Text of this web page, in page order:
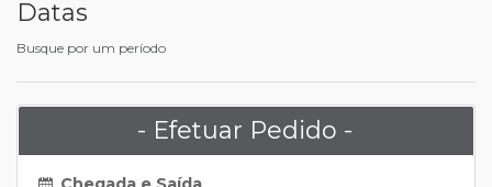
Datas
Busque por um período
- Efetuar Pedido -